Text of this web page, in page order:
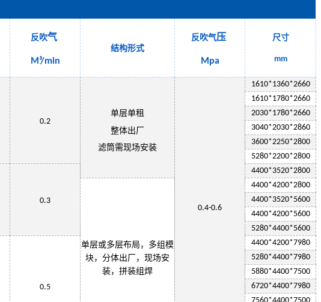
反吹气
M³/min
结构形式
反吹气压
Mpa
尺寸
mm
0.2
单层单租
整体出厂
滤筒需现场安装
0.4-0.6
1610*1360*2660
1610*1780*2660
2030*1780*2660
3040*2030*2860
3600*2250*2800
5280*2200*2800
0.3
4400*3520*2800
单层或多层布局，多组模
块，分体出厂，现场安
装，拼装组焊
4400*4200*2800
4400*3520*5600
4400*4200*5600
5280*4400*5600
0.5
4400*4200*7980
5280*4400*7980
5880*4400*7500
6720*4400*7980